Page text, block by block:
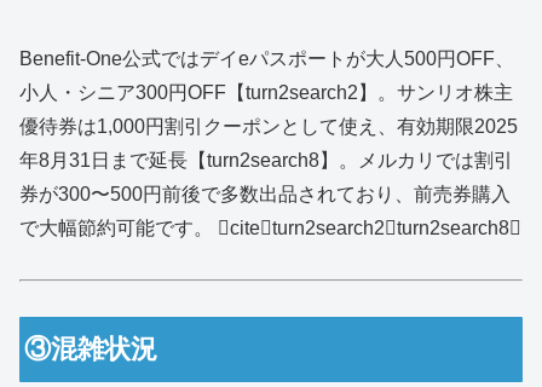
Benefit‑One公式ではデイeパスポートが大人500円OFF、
小人・シニア300円OFF【turn2search2】。サンリオ株主
優待券は1,000円割引クーポンとして使え、有効期限2025
年8月31日まで延長【turn2search8】。メルカリでは割引
券が300〜500円前後で多数出品されており、前売券購入
で大幅節約可能です。 citeturn2search2turn2search8
③混雑状況